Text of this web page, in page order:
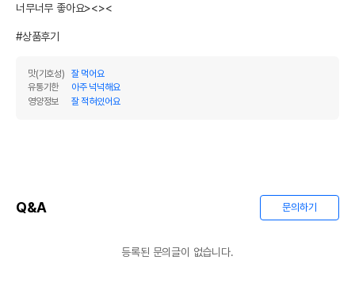
너무너무 좋아요><><
#상품후기
맛(기호성)
잘 먹어요
유통기한
아주 넉넉해요
영양정보
잘 적혀있어요
Q&A 문의하기
등록된 문의글이 없습니다.